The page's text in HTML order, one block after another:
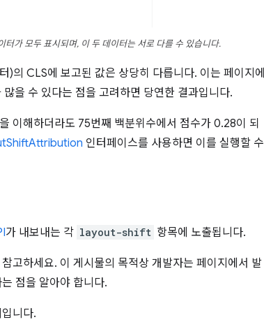
가 모두 표시되며, 이 두 데이터는 서로 다를 수 있습니다.
CLS에 보고된 값은 상당히 다릅니다. 이는 페이지에
을 수 있다는 점을 고려하면 당연한 결과입니다.
이해하더라도 75번째 백분위수에서 점수가 0.28이 되
인터페이스를 사용하면 이를 실행할 수
가 내보내는 각 layout-shift 항목에 노출됩니다.
참고하세요. 이 게시물의 목적상 개발자는 페이지에서 발
점을 알아야 합니다.
니다.